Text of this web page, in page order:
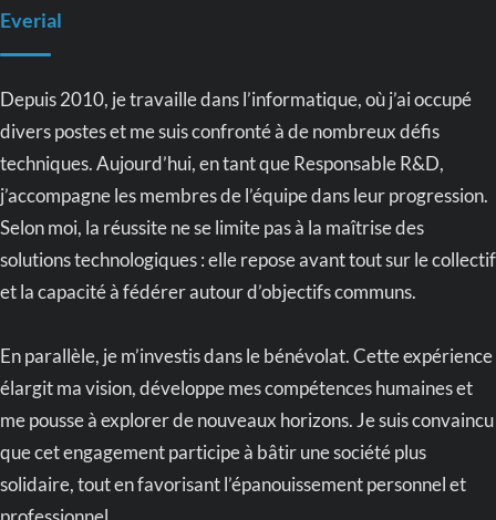
Everial
Depuis 2010, je travaille dans l’informatique, où j’ai occupé
divers postes et me suis confronté à de nombreux défis
techniques. Aujourd’hui, en tant que Responsable R&D,
j’accompagne les membres de l’équipe dans leur progression.
Selon moi, la réussite ne se limite pas à la maîtrise des
solutions technologiques : elle repose avant tout sur le collectif
et la capacité à fédérer autour d’objectifs communs.
En parallèle, je m’investis dans le bénévolat. Cette expérience
élargit ma vision, développe mes compétences humaines et
me pousse à explorer de nouveaux horizons. Je suis convaincu
que cet engagement participe à bâtir une société plus
solidaire, tout en favorisant l’épanouissement personnel et